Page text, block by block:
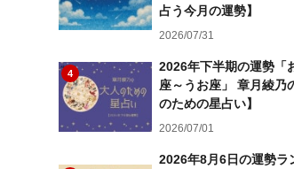
占う今月の運勢】
2026/07/31
4
2026年下半期の運勢「
座～うお座」 章月綾乃
のための星占い】
2026/07/01
2026年8月6日の運勢ラ